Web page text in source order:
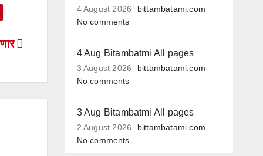
4 August 2026
bittambatami.com
No comments
4 Aug Bitambatmi All pages
3 August 2026
bittambatami.com
No comments
3 Aug Bitambatmi All pages
2 August 2026
bittambatami.com
No comments